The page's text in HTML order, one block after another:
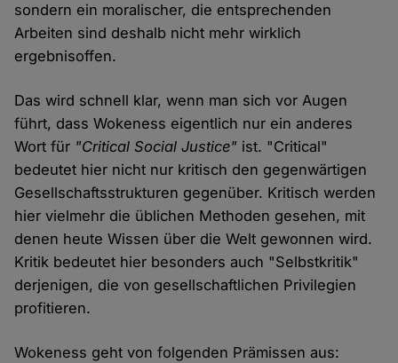
sondern ein moralischer, die entsprechenden
Arbeiten sind deshalb nicht mehr wirklich
ergebnisoffen.
Das wird schnell klar, wenn man sich vor Augen
führt, dass Wokeness eigentlich nur ein anderes
Wort für "Critical Social Justice" ist. "Critical"
bedeutet hier nicht nur kritisch den gegenwärtigen
Gesellschaftsstrukturen gegenüber. Kritisch werden
hier vielmehr die üblichen Methoden gesehen, mit
denen heute Wissen über die Welt gewonnen wird.
Kritik bedeutet hier besonders auch "Selbstkritik"
derjenigen, die von gesellschaftlichen Privilegien
profitieren.
Wokeness geht von folgenden Prämissen aus: